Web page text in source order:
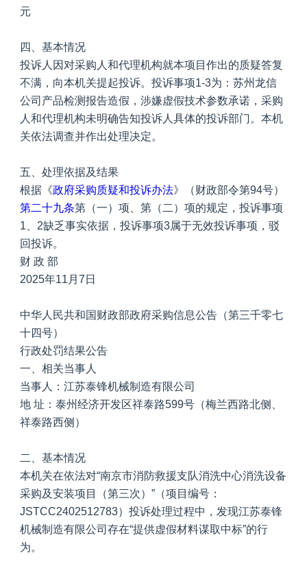
元
四、基本情况
投诉人因对采购人和代理机构就本项目作出的质疑答复
不满，向本机关提起投诉。投诉事项1-3为：苏州龙信
公司产品检测报告造假，涉嫌虚假技术参数承诺，采购
人和代理机构未明确告知投诉人具体的投诉部门。本机
关依法调查并作出处理决定。
五、处理依据及结果
根据《政府采购质疑和投诉办法》（财政部令第94号）
第二十九条第（一）项、第（二）项的规定，投诉事项
1、2缺乏事实依据，投诉事项3属于无效投诉事项，驳
回投诉。
财 政 部
2025年11月7日
中华人民共和国财政部政府采购信息公告（第三千零七
十四号）
行政处罚结果公告
一、相关当事人
当事人：江苏泰锋机械制造有限公司
地 址：泰州经济开发区祥泰路599号（梅兰西路北侧、
祥泰路西侧）
二、基本情况
本机关在依法对“南京市消防救援支队消洗中心消洗设备
采购及安装项目（第三次）”（项目编号：
JSTCC2402512783）投诉处理过程中，发现江苏泰锋
机械制造有限公司存在“提供虚假材料谋取中标”的行
为。